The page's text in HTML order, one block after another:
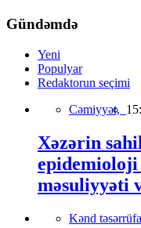
Gündəmdə
Yeni
Populyar
Redaktorun seçimi
Cəmiyyət,
Xəzərin
məsuliyyəti
Kənd